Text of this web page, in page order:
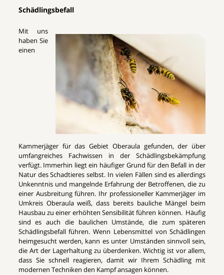
Schädlingsbefall
Mit uns
haben Sie
einen
Kammerjäger für das Gebiet Oberaula gefunden, der über
umfangreiches Fachwissen in der Schädlingsbekämpfung
verfügt. Immerhin liegt ein häufiger Grund für den Befall in der
Natur des Schadtieres selbst. In vielen Fällen sind es allerdings
Unkenntnis und mangelnde Erfahrung der Betroffenen, die zu
einer Ausbreitung führen. Ihr professioneller Kammerjäger im
Umkreis Oberaula weiß, dass bereits bauliche Mängel beim
Hausbau zu einer erhöhten Sensibilität führen können. Häufig
sind es auch die baulichen Umstände, die zum späteren
Schädlingsbefall führen. Wenn Lebensmittel von Schädlingen
heimgesucht werden, kann es unter Umständen sinnvoll sein,
die Art der Lagerhaltung zu überdenken. Wichtig ist vor allem,
dass Sie schnell reagieren, damit wir Ihrem Schädling mit
modernen Techniken den Kampf ansagen können.